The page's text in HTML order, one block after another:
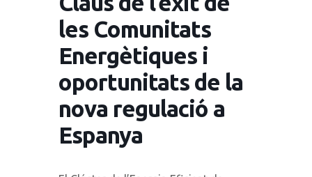
les Comunitats
Energètiques i
oportunitats de la
nova regulació a
Espanya